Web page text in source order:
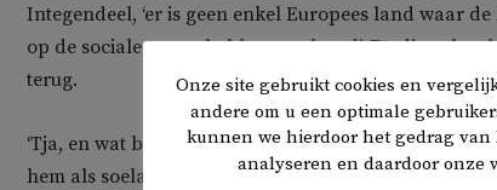
Integendeel, ‘er is geen enkel Europees land waar
op de sociale sector hebben gepleegd’. En die
terug.
‘Tja, en wat blijft er dan over voor links?’, vraagt
hem als soelaas worden opgepakt. Witte
Onze site gebruikt cookies en
andere om u een optimale
kunnen we hierdoor het gedrag van
analyseren en daardoor onze